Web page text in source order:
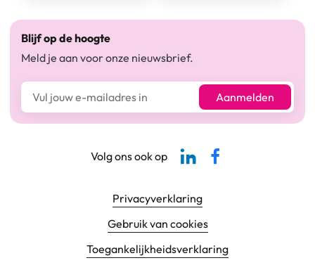
Blijf op de hoogte
Meld je aan voor onze nieuwsbrief.
E-mailadres* Aanmelden
Footer navigatie
Privacyverklaring
Gebruik van cookies
Toegankelijkheids­verklaring
Volg ons ook op
Linkedin-pagina SBCM
Facebook SBCM